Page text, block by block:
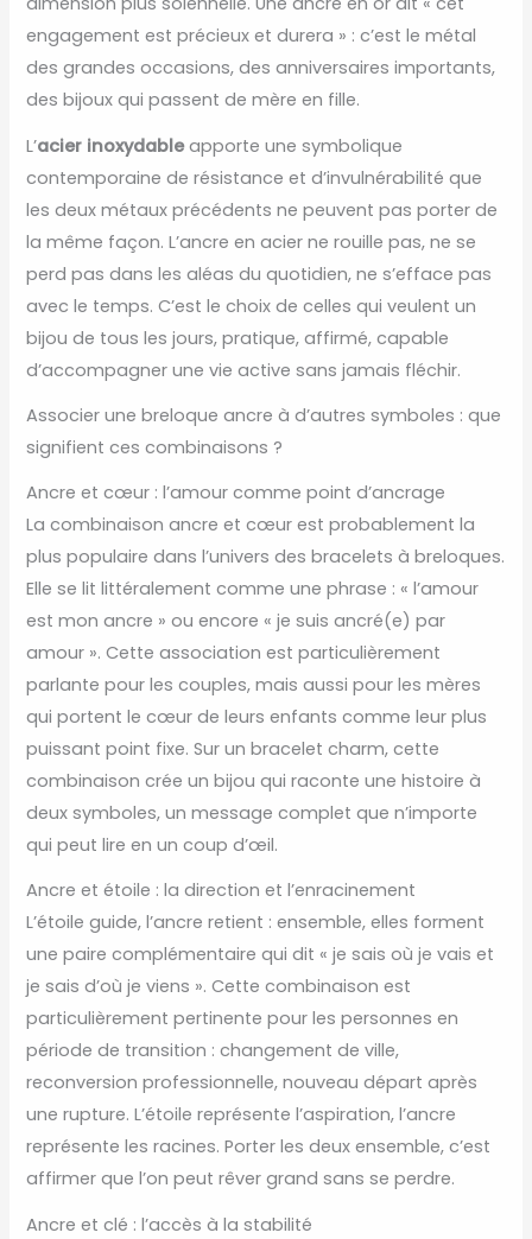
engagement est précieux et durera » : c’est le métal
des grandes occasions, des anniversaires importants,
des bijoux qui passent de mère en fille.
L’acier inoxydableapporte une symbolique
contemporaine de résistance et d’invulnérabilité que
les deux métaux précédents ne peuvent pas porter de
la même façon. L’ancre en acier ne rouille pas, ne se
perd pas dans les aléas du quotidien, ne s’efface pas
avec le temps. C’est le choix de celles qui veulent un
bijou de tous les jours, pratique, affirmé, capable
d’accompagner une vie active sans jamais fléchir.
Associer une breloque ancre à d’autres symboles : que
signifient ces combinaisons ?
Ancre et cœur : l’amour comme point d’ancrage
La combinaison ancre et cœur est probablement la
plus populaire dans l’univers des bracelets à breloques.
Elle se lit littéralement comme une phrase : « l’amour
est mon ancre » ou encore « je suis ancré(e) par
amour ». Cette association est particulièrement
parlante pour les couples, mais aussi pour les mères
qui portent le cœur de leurs enfants comme leur plus
puissant point fixe. Sur un bracelet charm, cette
combinaison crée un bijou qui raconte une histoire à
deux symboles, un message complet que n’importe
qui peut lire en un coup d’œil.
Ancre et étoile : la direction et l’enracinement
L’étoile guide, l’ancre retient : ensemble, elles forment
une paire complémentaire qui dit « je sais où je vais et
je sais d’où je viens ». Cette combinaison est
particulièrement pertinente pour les personnes en
période de transition : changement de ville,
reconversion professionnelle, nouveau départ après
une rupture. L’étoile représente l’aspiration, l’ancre
représente les racines. Porter les deux ensemble, c’est
affirmer que l’on peut rêver grand sans se perdre.
Ancre et clé : l’accès à la stabilité